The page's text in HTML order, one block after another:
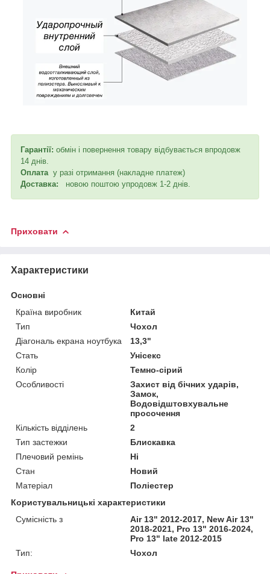
Гарантії: обмін і повернення товару відбувається впродовж
14 днів.
Оплата у разі отримання (накладне платеж)
Доставка:
новою поштою упродовж 1-2 днів.
Приховати
Характеристики
Основні
Країна виробник
Китай
Тип
Чохол
Діагональ екрана ноутбука
13,3"
Стать
Унісекс
Колір
Темно-сірий
Особливості
Захист від бічних ударів,
Замок,
Водовідштовхувальне
просочення
Кількість відділень
2
Тип застежки
Блискавка
Плечовий ремінь
Ні
Стан
Новий
Матеріал
Поліестер
Користувальницькі характеристики
Сумісність з
Air 13" 2012-2017, New Air 13"
2018-2021, Pro 13" 2016-2024,
Pro 13" late 2012-2015
Тип:
Чохол